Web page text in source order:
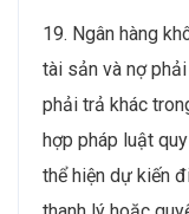
19. Ngân hàng
tài sản và nợ
phải trả khác
hợp pháp luật
thể hiện dự kiến